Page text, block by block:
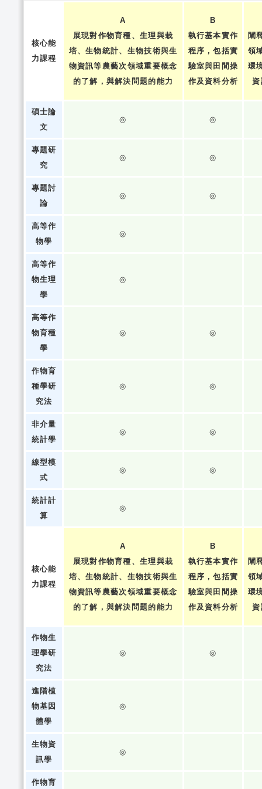
核心能
力課程
A
展現對作物育種、生理與栽
培、生物統計、生物技術與生
物資訊等農藝次領域重要概念
的了解，與解決問題的能力
B
執行基本實作
程序，包括實
驗室與田間操
作及資料分析
闡
領
環
碩士論
文
◎ ◎
專題研
究
◎ ◎
專題討
論
◎ ◎
高等作
物學
◎
高等作
物生理
學
◎
高等作
物育種
學
◎ ◎
作物育
種學研
究法
◎ ◎
非介量
統計學
◎ ◎
線型模
式
◎ ◎
統計計
算
◎
核心能
力課程
A
展現對作物育種、生理與栽
培、生物統計、生物技術與生
物資訊等農藝次領域重要概念
的了解，與解決問題的能力
B
執行基本實作
程序，包括實
驗室與田間操
作及資料分析
闡
領
環
作物生
理學研
究法
◎ ◎
進階植
物基因
體學
◎
生物資
訊學
◎
作物育